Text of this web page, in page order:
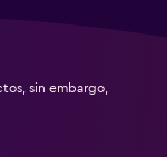
sin embargo,